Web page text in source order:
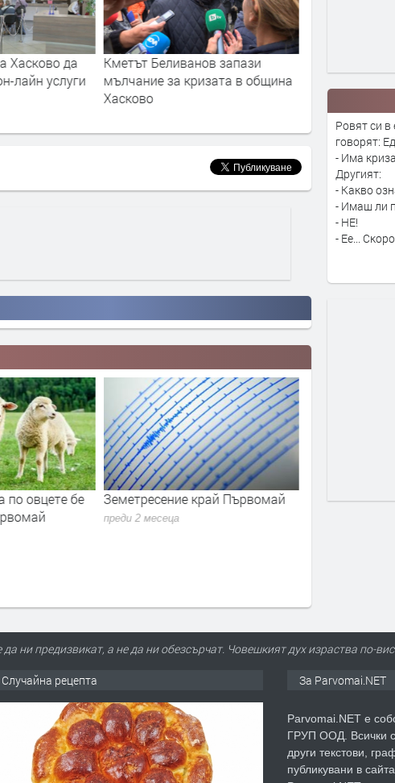
Хасково да
лайн услуги
Кметът Беливанов запази
мълчание за кризата в община
Хасково
Хасково
по овцете бе
Земетресение край Първомай
преди 2 месеца
Маратонки
Ровят си
говорят:
- Има
Другият:
- Какво
- Имаш ли
- НЕ!
- Ее...
ни предизвикат, а не да ни обезсърчат. Човешкият дух израства по-
Случайна рецепта За Parvomai.NET
Parvomai.NET е
ГРУП ООД. Всички
други текстови,
публикувани в